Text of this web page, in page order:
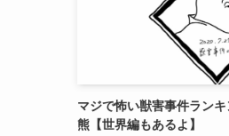
マジで怖い獣害事件ラン
熊【世界編もあるよ】